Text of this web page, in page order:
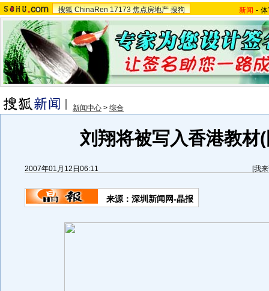
搜狐 ChinaRen 17173 焦点房地产 搜狗 新闻 -
新闻中心 > 综合
刘翔将被写入香港教材
2007年01月12日06:11 [我
来源：深圳新闻网-晶报